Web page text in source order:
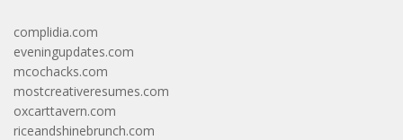
complidia.com
eveningupdates.com
mcochacks.com
mostcreativeresumes.com
oxcarttavern.com
riceandshinebrunch.com